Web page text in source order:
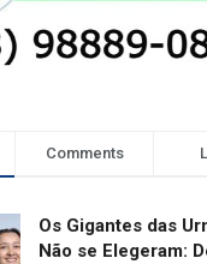
Comments
Os Gigantes das
Não se Elegeram: